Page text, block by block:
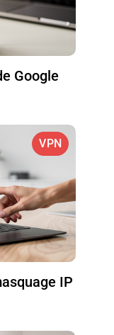
Google
VPN
IP